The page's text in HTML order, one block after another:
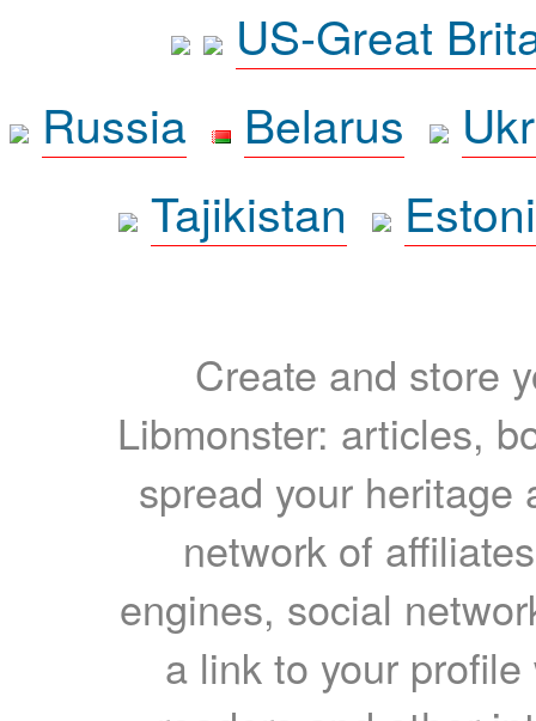
US-Great
Russia
Belarus
Tajikistan
Create and store
Libmonster: articles,
spread your heritage
network of
engines, social
a link to your